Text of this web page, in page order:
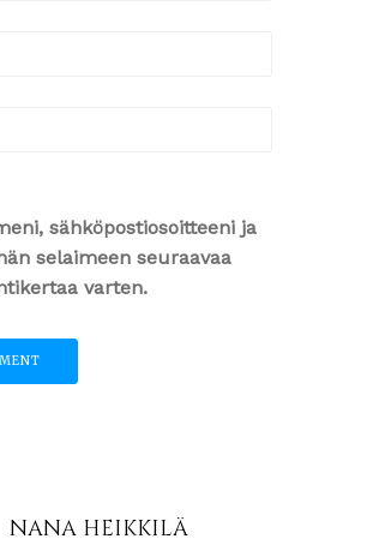
sähköpostiosoitteeni ja
selaimeen seuraavaa
varten.
NANA HEIKKILÄ